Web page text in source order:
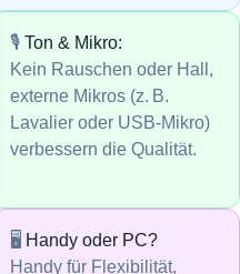
🎙️ Ton & Mikro:
Kein Rauschen oder Hall,
externe Mikros (z. B.
Lavalier oder USB-Mikro)
verbessern die Qualität.
🖥️ Handy oder PC?
Handy für Flexibilität,